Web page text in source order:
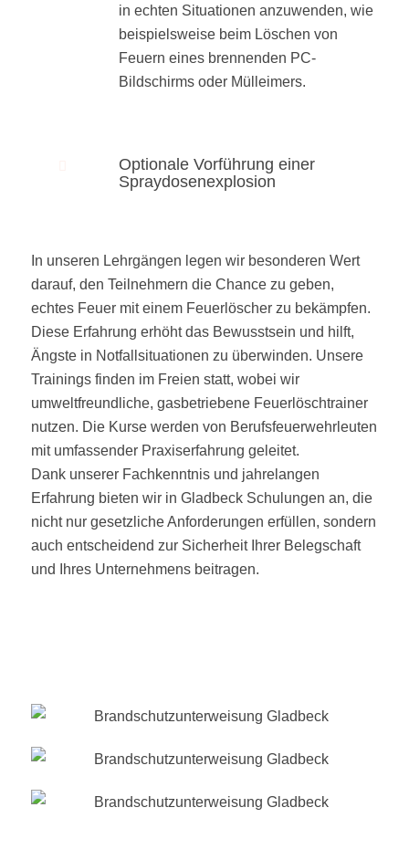
in echten Situationen anzuwenden, wie
beispielsweise beim Löschen von
Feuern eines brennenden PC-
Bildschirms oder Mülleimers.
Optionale Vorführung einer
Spraydosenexplosion
In unseren Lehrgängen legen wir besonderen Wert
darauf, den Teilnehmern die Chance zu geben,
echtes Feuer mit einem Feuerlöscher zu bekämpfen.
Diese Erfahrung erhöht das Bewusstsein und hilft,
Ängste in Notfallsituationen zu überwinden. Unsere
Trainings finden im Freien statt, wobei wir
umweltfreundliche, gasbetriebene Feuerlöschtrainer
nutzen. Die Kurse werden von Berufsfeuerwehrleuten
mit umfassender Praxiserfahrung geleitet.
Dank unserer Fachkenntnis und jahrelangen
Erfahrung bieten wir in Gladbeck Schulungen an, die
nicht nur gesetzliche Anforderungen erfüllen, sondern
auch entscheidend zur Sicherheit Ihrer Belegschaft
und Ihres Unternehmens beitragen.